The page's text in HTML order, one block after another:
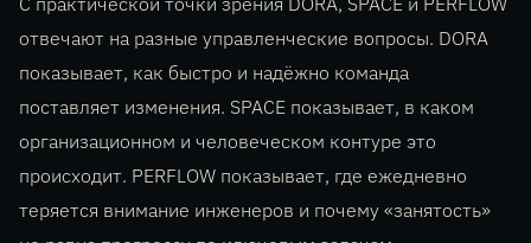
отвечают на разные управленческие вопросы. DORA
показывает, как быстро и надёжно команда
поставляет изменения. SPACE показывает, в каком
организационном и человеческом контуре это
происходит. PERFLOW показывает, где ежедневно
теряется внимание инженеров и почему «занятость»